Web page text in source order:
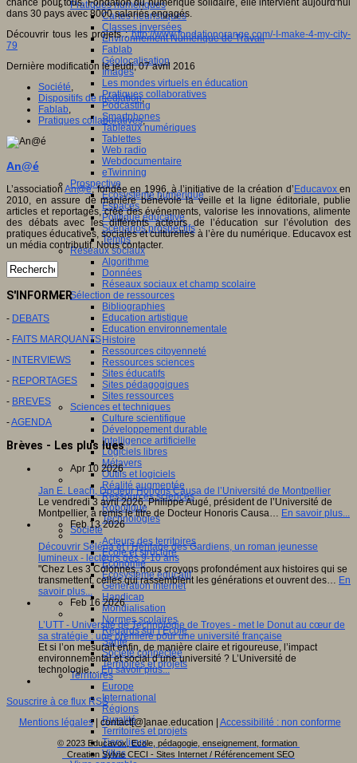
Pratiques numériques
Cartes heuristiques
Classes inversées
Environnement Numérique de Travail
Fablab
Géolocalisation
Images
Les mondes virtuels en éducation
Pratiques collaboratives
Podcasting
Smartphones
Tableaux numériques
Tablettes
Web radio
Webdocumentaire
eTwinning
Prospective
Ecosystème numérique
Espaces
Politique éducative
Scénarios prospectifs
Temps
Réseaux sociaux
Algorithme
Données
Réseaux sociaux et champ scolaire
Sélection de ressources
Bibliographies
Education artistique
Education environnementale
Histoire
Ressources citoyenneté
Ressources sciences
Sites éducatifs
Sites pédagogiques
Sites ressources
Sciences et techniques
Culture scientifique
Développement durable
Intelligence artificielle
Logiciels libres
Métavers
Outils et logiciels
Réalité augmentée
Ressources sciences
Robotique
Technologies
Société
Acteurs des territoires
Ecole et structure
Economie
Ecosystème éducatif
Génération internet
Handicap
Mondialisation
Normes scolaires
Regards sur l’Ecole
Santé
Société connectée
Territoires et projets
Territoires
Europe
International
Régions
Ruralité
Territoires et projets
Tiers lieux
Villes
chance pour tous. Fondation du numérique solidaire, elle intervient aujourd'hui
dans 30 pays avec 8000 salariés engagés.
Découvrir tous les projets :http://www.fondationorange.com/-I-make-4-my-city-
79
Dernière modification le jeudi, 07 avril 2016
Société,
Dispositifs de médiation,
Fablab,
Pratiques collaboratives,
An@é
L’associationAn@é, fondée en 1996, à l’initiative de la création d’ Educavoxen
2010, en assure de manière bénévole la veille et la ligne éditoriale, publie
articles et reportages, crée des événements, valorise les innovations, alimente
des débats avec les différents acteurs de l’éducation sur l’évolution des
pratiques éducatives, sociales et culturelles à l’ère du numérique. Educavox est
un média contributif. Nous contacter.
S'INFORMER
- DEBATS
- FAITS MARQUANTS
- INTERVIEWS
- REPORTAGES
- BREVES
-AGENDA
Brèves - Les plus lues
Apr 10 2026
Jan E. Leach, Docteur Honoris Causa de l’Université de Montpellier
Le vendredi 3 avril 2026, Philippe Augé, président de l’Université de
Montpellier, a remis le titre de Docteur Honoris Causa… En savoir plus...
Feb 13 2026
Découvrir Séléna et l’Héritage des Gardiens, un roman jeunesse
lumineux - lecteurs dès 9-10 ans
"Chez Les 3 Colonnes, nous croyons profondément aux histoires qui se
transmettent, celles qui rassemblent les générations et ouvrent des… En
savoir plus...
Feb 16 2026
L’UTT - Université de Technologie de Troyes - met le Donut au cœur de
sa stratégie : une première pour une université française
Et si l’on mesurait enfin, de manière claire et rigoureuse, l’impact
environnemental et social d’une université ? L’Université de
technologie… En savoir plus...
Souscrire à ce flux RSS
Mentions légales| contact[@]anae.education | Accessibilité : non conforme
© 2023 Educavox, Ecole, pédagogie, enseignement, formation
Creation Sylvie CECI - Sites Internet / Référencement SEO